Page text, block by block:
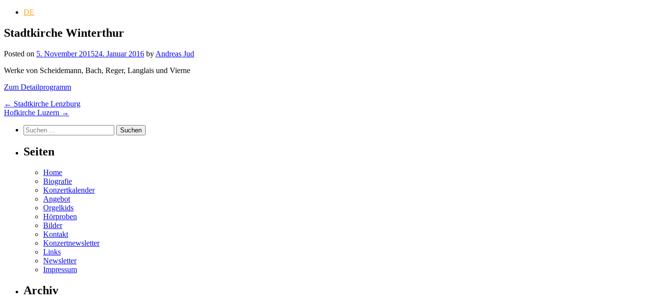
DE
Stadtkirche Winterthur
Posted on 5. November 201524. Januar 2016 by Andreas Jud
Werke von Scheidemann, Bach, Reger, Langlais und Vierne
Zum Detailprogramm
Post
navigation
← Stadtkirche Lenzburg
Hofkirche Luzern →
Suchen
nach:
Seiten
Home
Biografie
Konzertkalender
Angebot
Orgelkids
Hörproben
Bilder
Kontakt
Konzertnewsletter
Links
Newsletter
Impressum
Archiv